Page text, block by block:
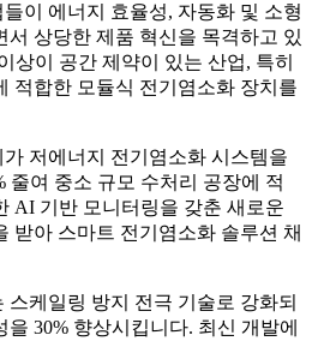
이 에너지 효율성, 자동화 및 소형
상당한 제품 혁신을 목격하고 있
상이 공간 제약이 있는 산업, 특히
적합한 모듈식 전기염소화 장치를
저에너지 전기염소화 시스템을
줄여 중소 규모 수처리 공장에 적
AI 기반 모니터링을 갖춘 새로운
받아 스마트 전기염소화 솔루션 채
케일링 방지 전극 기술로 강화되
30% 향상시킵니다. 최신 개발에